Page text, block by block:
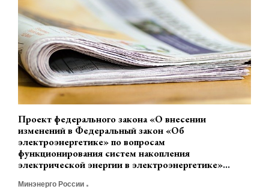
Проект федерального закона «О внесении
изменений в Федеральный закон «Об
электроэнергетике» по вопросам
функционирования систем накопления
электрической энергии в электроэнергетике»
Минэнерго России